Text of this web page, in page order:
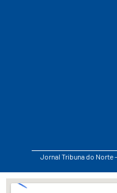
Jornal Tribuna do Norte